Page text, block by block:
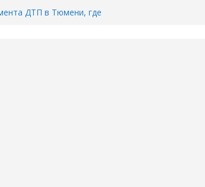
ДТП в Тюмени, где